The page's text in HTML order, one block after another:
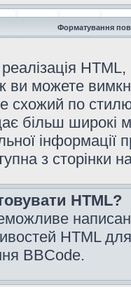
Форматування
ви можете
схожий по
більш
інформації
з сторінки
HTML?
HTML
BBCode.